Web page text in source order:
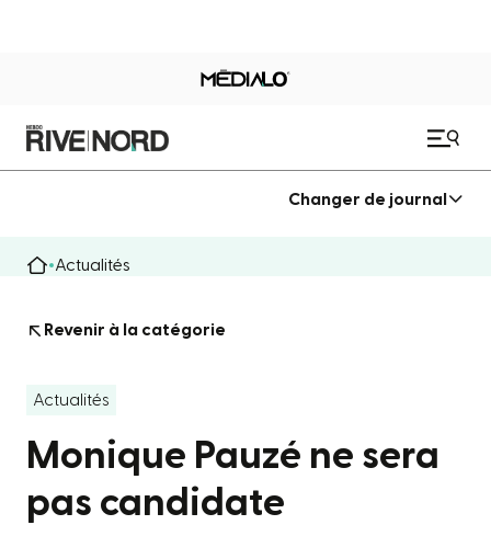
Changer de journal
Actualités
Revenir à la catégorie
Actualités
Monique Pauzé ne sera
pas candidate